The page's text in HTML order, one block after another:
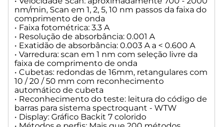
nm/min, Scan em 1, 2, 5, 10 nm passos da faixa do
comprimento de onda
• Faixa fotométrica: 3.3 A
• Resolução de absorbância: 0.001 A
• Exatidão de absorbância: 0.003 A a < 0.600 A
• Varredura: scan em 1 nm com seleção livre da
faixa de comprimento de onda
• Cubetas: redondas de 16mm, retangulares com
10 / 20 / 50 mm com reconhecimento
automático de cubeta
• Reconhecimento do teste: leitura do código de
barras para sistema spectroquant - WTW
• Display: Gráfico Backit 7 colorido